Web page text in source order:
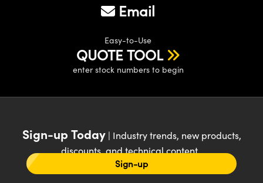
Email
Easy-to-Use
QUOTE TOOL
enter stock numbers to begin
Sign-up Today| Industry trends, new products,
discounts, and technical content
Sign-up